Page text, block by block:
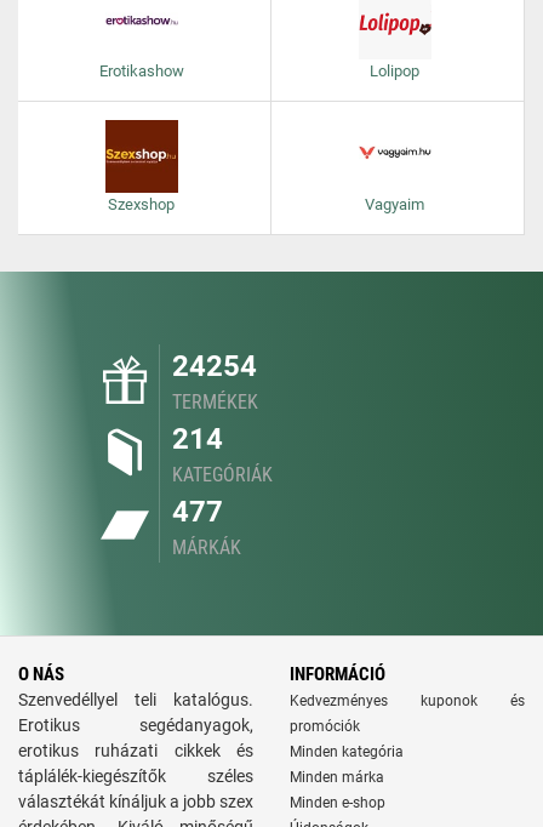
Erotikashow Lolipop
Szexshop Vagyaim
24254
TERMÉKEK
214
KATEGÓRIÁK
477
MÁRKÁK
O NÁS
Szenvedéllyel teli katalógus.
Erotikus segédanyagok,
erotikus ruházati cikkek és
táplálék-kiegészítők széles
választékát kínáljuk a jobb szex
INFORMÁCIÓ
Kedvezményes kuponok és
promóciók
Minden kategória
Minden márka
Minden e-shop